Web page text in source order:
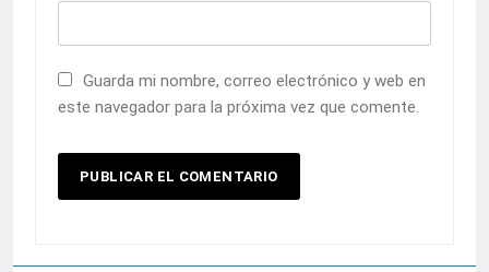
Guarda mi nombre, correo electrónico y web en
este navegador para la próxima vez que comente.